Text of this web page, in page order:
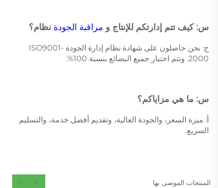
س: كيف تتم إدارتكم للإنتاج و مراقبة الجودة نظام؟
ج: نحن حاصلون على شهادة نظام إدارة الجودة ISO9001-
2000. وتتم اختبار جميع البضائع بنسبة 100%.
س: ما هي مزاياكم؟
السريع.
المنتجات الموصى بها